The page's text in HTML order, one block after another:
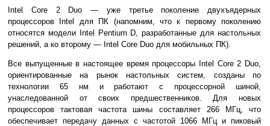
Intel Core 2 Duo — уже третье поколение двухъядерных
процессоров Intel для ПК (напомним, что к первому поколению
относятся модели Intel Pentium D, разработанные для настольных
решений, а ко второму — Intel Core Duo для мобильных ПК).
Все выпущенные в настоящее время процессоры Intel Core 2 Duo,
ориентированные на рынок настольных систем, созданы по
технологии 65 нм и работают с процессорной шиной,
унаследованной от своих предшественников. Для новых
процессоров тактовая частота шины составляет 266 МГц, что
обеспечивает передачу данных с частотой 1066 МГц и пиковый